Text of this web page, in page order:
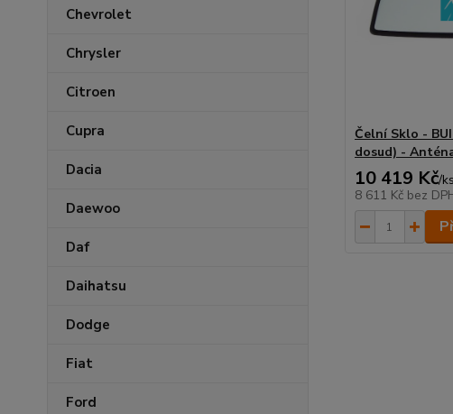
Chevrolet
Chrysler
Citroen
Cupra
Dacia
Daewoo
Daf
Daihatsu
Dodge
Fiat
Ford
Čelní Sklo -
dosud) -
10 419 Kč/ks
8 611 Kč bez